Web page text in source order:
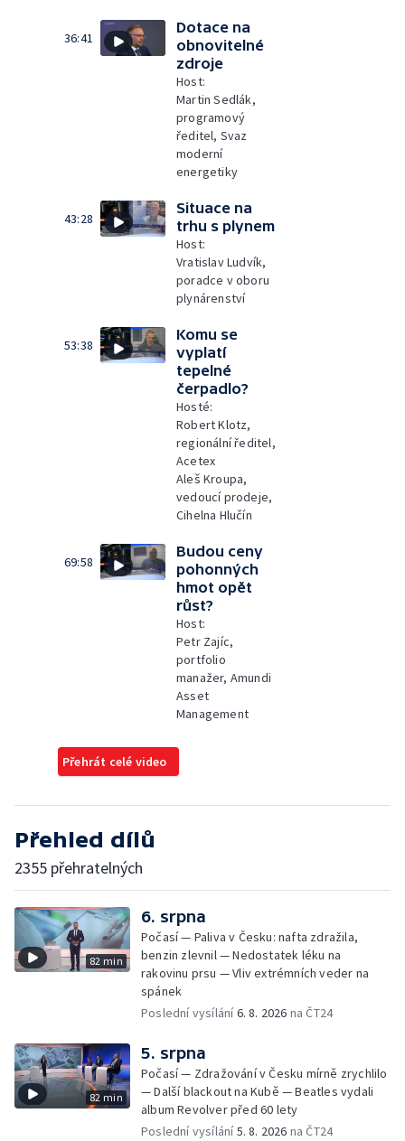
36:41
Dotace na
obnovitelné
zdroje
Host:
Martin Sedlák,
programový
ředitel, Svaz
moderní
energetiky
43:28
Situace na
trhu s plynem
Host:
Vratislav Ludvík,
poradce v oboru
plynárenství
53:38
Komu se
vyplatí
tepelné
čerpadlo?
Hosté:
Robert Klotz,
regionální ředitel,
Acetex
Aleš Kroupa,
vedoucí prodeje,
Cihelna Hlučín
69:58
Budou ceny
pohonných
hmot opět
růst?
Host:
Petr Zajíc,
portfolio
manažer, Amundi
Asset
Management
Přehrát celé video
Přehled dílů
2355 přehratelných
82 min
6. srpna
Počasí — Paliva v Česku: nafta zdražila,
benzin zlevnil — Nedostatek léku na
rakovinu prsu — Vliv extrémních veder na
spánek
Poslední vysílání6. 8. 2026 na ČT24
82 min
5. srpna
Počasí — Zdražování v Česku mírně zrychlilo
— Další blackout na Kubě — Beatles vydali
album Revolver před 60 lety
Poslední vysílání5. 8. 2026 na ČT24